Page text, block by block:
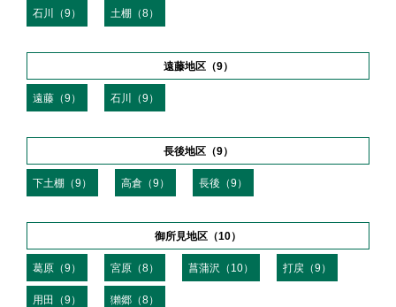
石川（9） 土棚（8）
遠藤地区（9）
遠藤（9） 石川（9）
長後地区（9）
下土棚（9） 高倉（9） 長後（9）
御所見地区（10）
葛原（9） 宮原（8） 菖蒲沢（10） 打戻（9）
用田（9） 獺郷（8）